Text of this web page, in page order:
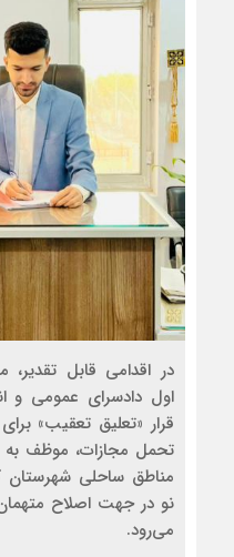
در اقدامی قابل تقدیر،
اول دادسرای عمومی و
قرار «تعلیق تعقیب»
مناطق ساحلی شهرستان
نو در جهت اصلاح
می‌رود.